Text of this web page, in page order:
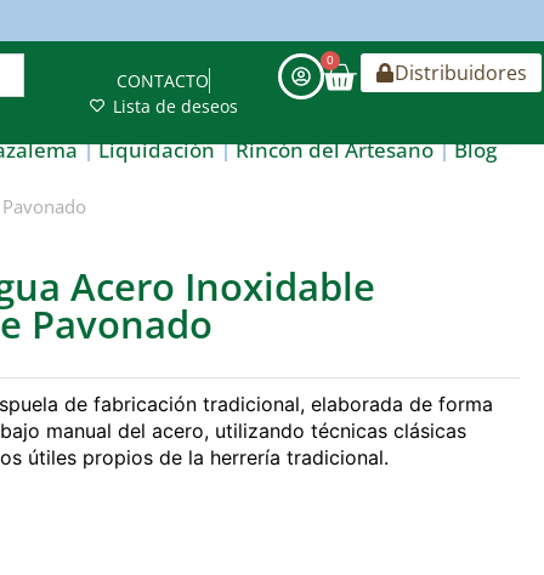
CONTACTO
Lista de deseos
0 Distribuidores
Liquidación Rincón del Artesano Blog
Acero Inoxidable
Pavonado
de fabricación tradicional, elaborada de forma
manual del acero, utilizando técnicas clásicas
útiles propios de la herrería tradicional.